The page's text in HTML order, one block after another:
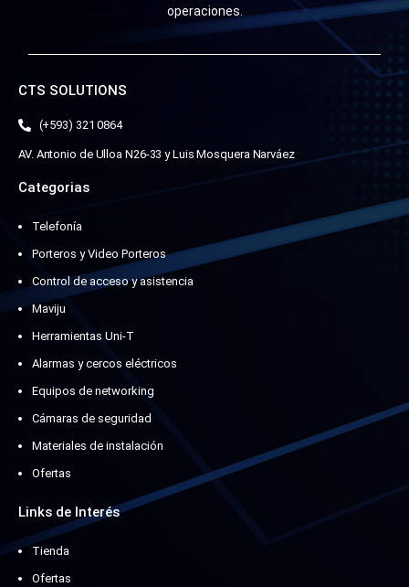
operaciones.
CTS SOLUTIONS
(+593) 321 0864
AV. Antonio de Ulloa N26-33 y Luis Mosquera Narváez
Categorias
Telefonía
Porteros y Video Porteros
Control de acceso y asistencia
Maviju
Herramientas Uni-T
Alarmas y cercos eléctricos
Equipos de networking
Cámaras de seguridad
Materiales de instalación
Ofertas
Links de Interés
Tienda
Ofertas